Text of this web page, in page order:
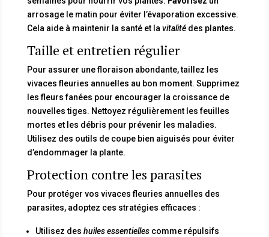
arrosage le matin pour éviter l’évaporation excessive.
Cela aide à maintenir la santé et lavitalitédes plantes.
Taille et entretien régulier
Pour assurer une floraison abondante, taillez les
vivaces fleuries annuelles au bon moment. Supprimez
les fleurs fanées pour encourager la croissance de
nouvelles tiges. Nettoyez régulièrement les feuilles
mortes et les débris pour prévenir les maladies.
Utilisez des outils de coupe bien aiguisés pour éviter
d’endommager la plante.
Protection contre les parasites
Pour protéger vos vivaces fleuries annuelles des
parasites, adoptez ces stratégies efficaces :
Utilisez des huiles essentiellescomme répulsifs